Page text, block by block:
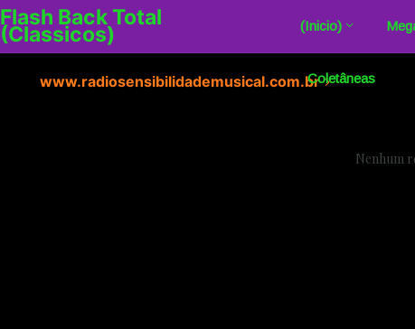
Flash Back Total
(Classicos) (Inicio)
Coletâneas
www.radiosensibilidademusical.com.br
Nenhum